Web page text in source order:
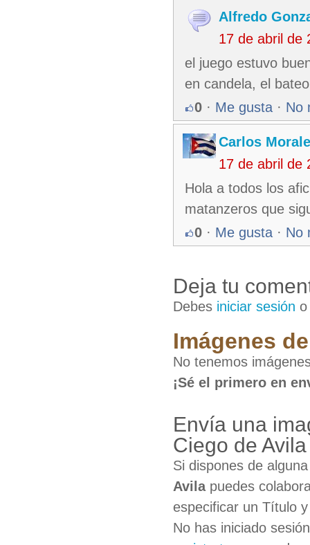
Alfredo
17 de abril de
el juego estuvo
en candela, el
0 · Me gusta · No
Carlos
17 de abril de
Hola a todos los
matanzeros que
0 · Me gusta · No
Deja tu
Debes iniciar sesión
Imágenes
No tenemos
¡Sé el primero en
Envía una
Ciego de Avila
Si dispones de
Avilapuedes
especificar un Título
No has iniciado